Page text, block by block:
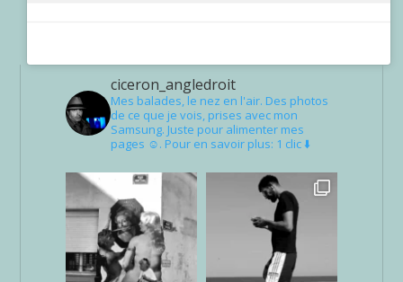
ciceron_angledroit
Mes balades, le nez en l'air. Des photos
de ce que je vois, prises avec mon
Samsung. Juste pour alimenter mes
pages ☺. Pour en savoir plus: 1 clic ⬇️